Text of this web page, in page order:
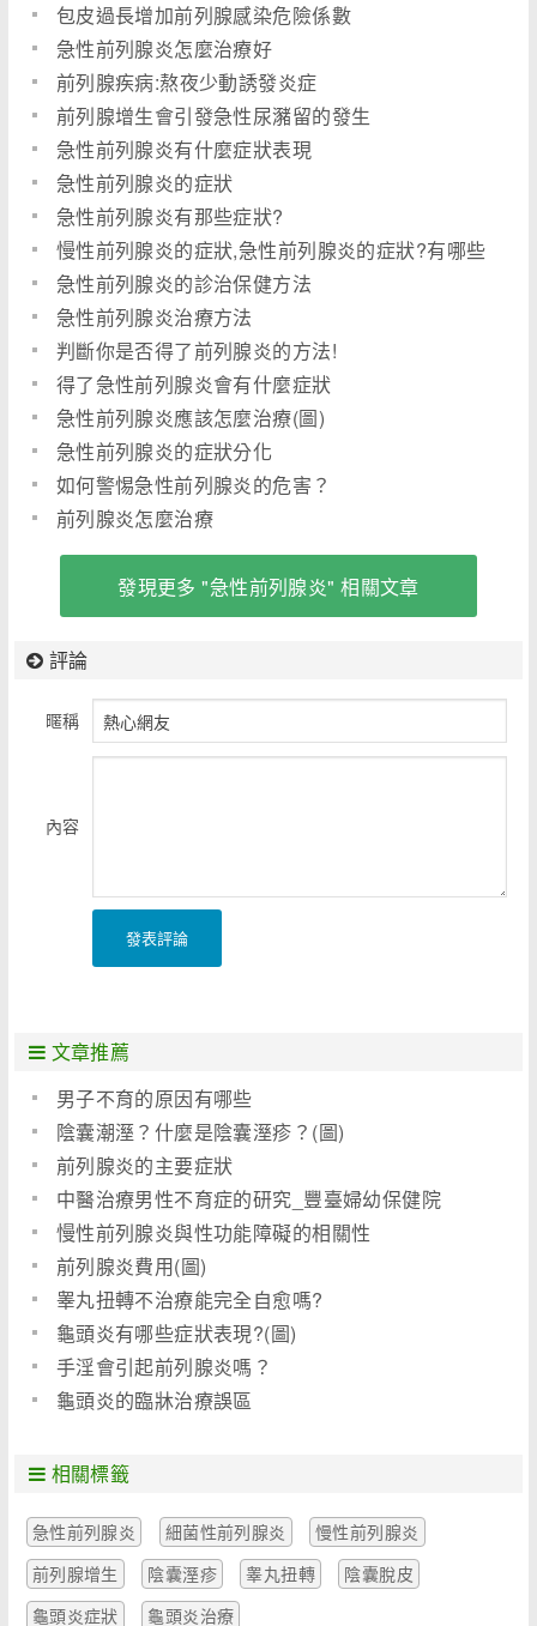
包皮過長增加前列腺感染危險係數
急性前列腺炎怎麼治療好
前列腺疾病:熬夜少動誘發炎症
前列腺增生會引發急性尿瀦留的發生
急性前列腺炎有什麼症狀表現
急性前列腺炎的症狀
急性前列腺炎有那些症狀?
慢性前列腺炎的症狀,急性前列腺炎的症狀?有哪些
危害?急性前列腺炎的診治保健方法
急性前列腺炎治療方法
判斷你是否得了前列腺炎的方法!
得了急性前列腺炎會有什麼症狀
急性前列腺炎應該怎麼治療(圖)
急性前列腺炎的症狀分化
如何警惕急性前列腺炎的危害？
前列腺炎怎麼治療
發現更多 "急性前列腺炎" 相關文章
評論
暱稱
內容
發表評論
文章推薦
男子不育的原因有哪些
陰囊潮溼？什麼是陰囊溼疹？(圖)
前列腺炎的主要症狀
中醫治療男性不育症的研究_豐臺婦幼保健院
慢性前列腺炎與性功能障礙的相關性
前列腺炎費用(圖)
睾丸扭轉不治療能完全自愈嗎?
龜頭炎有哪些症狀表現?(圖)
手淫會引起前列腺炎嗎？
龜頭炎的臨牀治療誤區
相關標籤
急性前列腺炎 細菌性前列腺炎
慢性前列腺炎
前列腺增生
陰囊溼疹 睾丸扭轉
陰囊脫皮
龜頭炎症狀
龜頭炎治療